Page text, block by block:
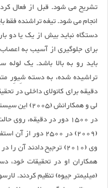
تشریح می شود. قبل از فعال
انجام می شود. تیغه تراشنده فقط
دستگاه نباید بیش از یک یا دو
برای جلوگیری از آسیب به
باید رو به بالا باشد. یک
تراشیده شده، به دسته
دقیقه برای کانولای داخلی در
لی و
در 1500 دور در دقیقه،
(2009) در 2500